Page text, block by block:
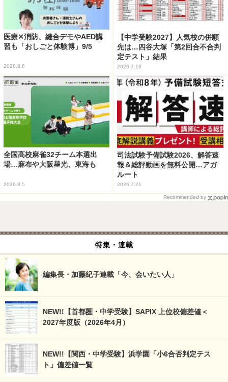
医療✕消防、縫合デモやAED講
習も「おしごと体験博」9/5
2026.8.6
【中学受験2027】人気校の併願
先は…四谷大塚「第2回合不合判
定テスト」結果
2026.7.16
全国高校麻雀32チーム本選出
場…麻布や大阪星光、東海も
2026.8.5
司法試験予備試験2026、解答速
報＆総評動画を無料公開…アガ
ルート
2026.7.21
Recommended by
特集・連載
編集長・加藤紀子連載「今、会いたい人」
NEW!!【首都圏・中学受験】SAPIX 上位校偏差値＜
2027年度版（2026年4月）
NEW!!【関西・中学受験】浜学園「小6合否判定テス
ト」偏差値一覧